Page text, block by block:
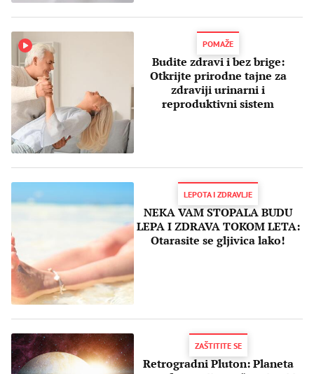
POMAŽE
Budite zdravi i bez brige:
Otkrijte prirodne tajne za
zdraviji urinarni i
reproduktivni sistem
LEPOTA I ZDRAVLJE
NEKA VAM STOPALA BUDU
LEPA I ZDRAVA TOKOM LETA:
Otarasite se gljivica lako!
ZAŠTITITE SE
Retrogradni Pluton: Planeta